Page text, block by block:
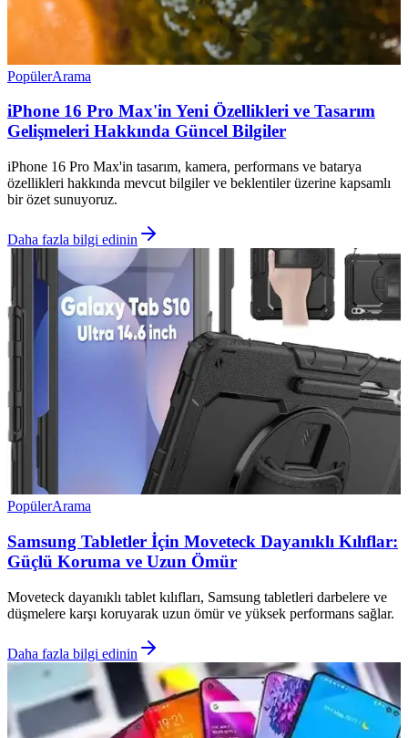
PopülerArama
iPhone 16 Pro Max'in Yeni Özellikleri ve Tasarım
Gelişmeleri Hakkında Güncel Bilgiler
iPhone 16 Pro Max'in tasarım, kamera, performans ve batarya
özellikleri hakkında mevcut bilgiler ve beklentiler üzerine kapsamlı
bir özet sunuyoruz.
Daha fazla bilgi edinin
PopülerArama
Samsung Tabletler İçin Moveteck Dayanıklı Kılıflar:
Güçlü Koruma ve Uzun Ömür
Moveteck dayanıklı tablet kılıfları, Samsung tabletleri darbelere ve
düşmelere karşı koruyarak uzun ömür ve yüksek performans sağlar.
Daha fazla bilgi edinin